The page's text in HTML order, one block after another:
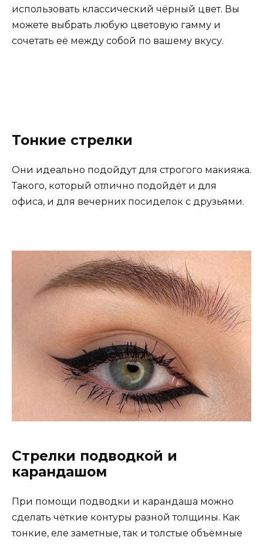
использовать классический чёрный цвет. Вы
можете выбрать любую цветовую гамму и
сочетать её между собой по вашему вкусу.
Тонкие стрелки
Они идеально подойдут для строгого макияжа.
Такого, который отлично подойдёт и для
офиса, и для вечерних посиделок с друзьями.
Стрелки подводкой и
карандашом
При помощи подводки и карандаша можно
сделать чёткие контуры разной толщины. Как
тонкие, еле заметные, так и толстые объёмные